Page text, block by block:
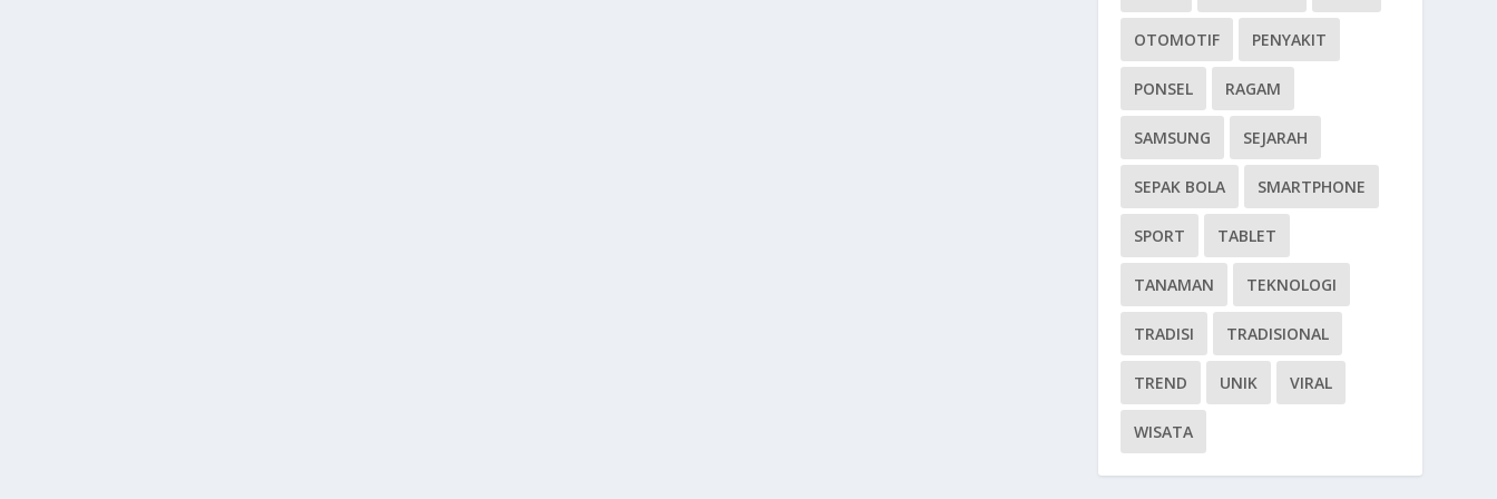
OTOMOTIF PENYAKIT
PONSEL RAGAM
SAMSUNG SEJARAH
SEPAK BOLA SMARTPHONE
SPORT TABLET
TANAMAN TEKNOLOGI
TRADISI TRADISIONAL
TREND UNIK VIRAL
WISATA